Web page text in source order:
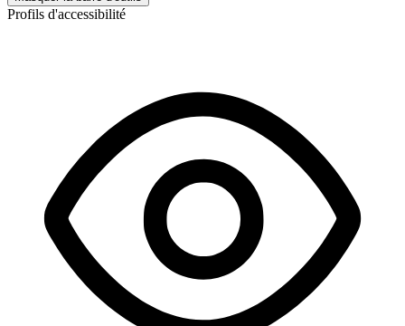
Profils d'accessibilité